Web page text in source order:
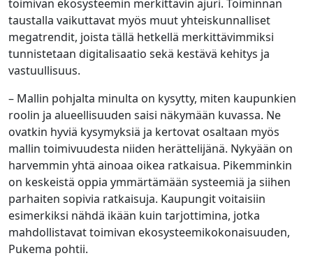
toimivan ekosysteemin merkittävin ajuri. Toiminnan
taustalla vaikuttavat myös muut yhteiskunnalliset
megatrendit, joista tällä hetkellä merkittävimmiksi
tunnistetaan digitalisaatio sekä kestävä kehitys ja
vastuullisuus.
– Mallin pohjalta minulta on kysytty, miten kaupunkien
roolin ja alueellisuuden saisi näkymään kuvassa. Ne
ovatkin hyviä kysymyksiä ja kertovat osaltaan myös
mallin toimivuudesta niiden herättelijänä. Nykyään on
harvemmin yhtä ainoaa oikea ratkaisua. Pikemminkin
on keskeistä oppia ymmärtämään systeemiä ja siihen
parhaiten sopivia ratkaisuja. Kaupungit voitaisiin
esimerkiksi nähdä ikään kuin tarjottimina, jotka
mahdollistavat toimivan ekosysteemikokonaisuuden,
Pukema pohtii.